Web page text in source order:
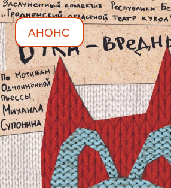
АНОНС